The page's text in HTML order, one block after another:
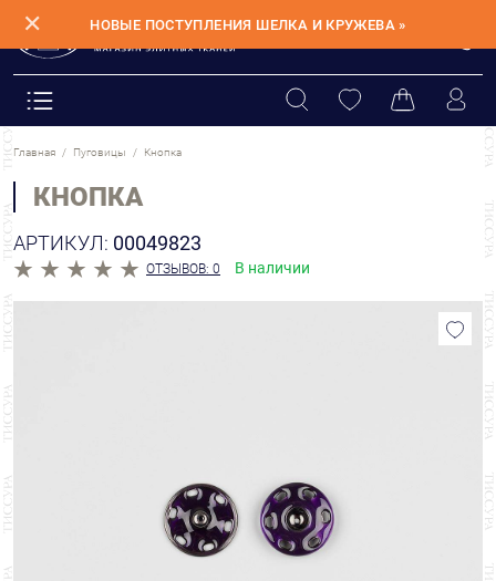
✕ НОВЫЕ ПОСТУПЛЕНИЯ ШЕЛКА И КРУЖЕВА »
Главная Пуговицы Кнопка
КНОПКА
АРТИКУЛ: 00049823
ОТЗЫВОВ: 0 В наличии